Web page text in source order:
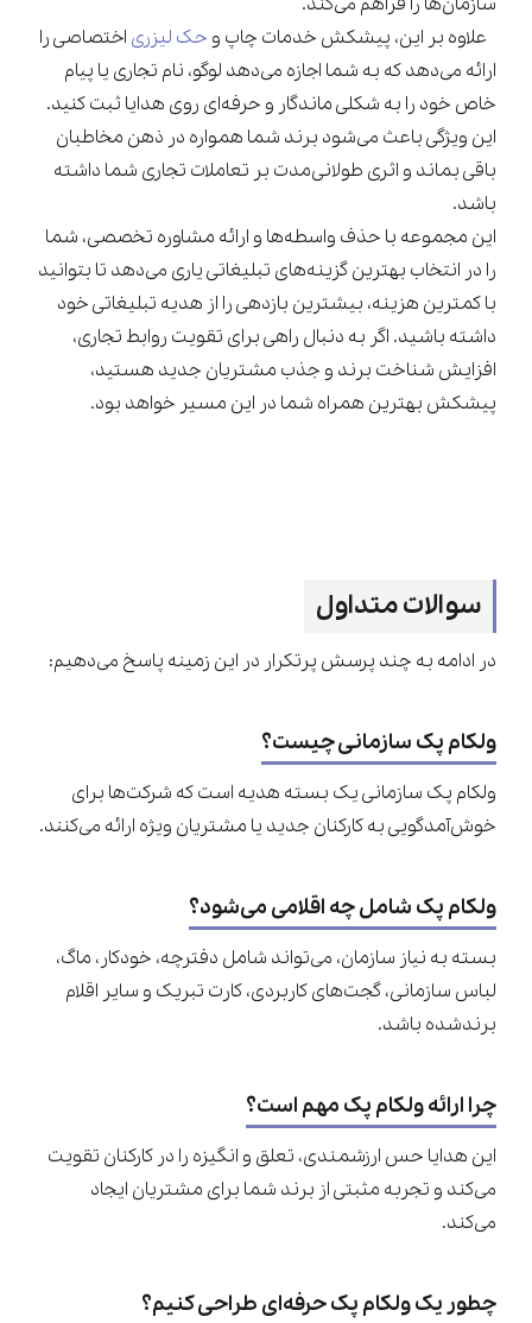
علاوه بر این، پیشکش خدمات چاپ و حک لیزری اختصاصی را
ارائه می‌دهد که به شما اجازه می‌دهد لوگو، نام تجاری یا پیام
خاص خود را به شکلی ماندگار و حرفه‌ای روی هدایا ثبت کنید.
این ویژگی باعث می‌شود برند شما همواره در ذهن مخاطبان
باقی بماند و اثری طولانی‌مدت بر تعاملات تجاری شما داشته
باشد.
این مجموعه با حذف واسطه‌ها و ارائه مشاوره تخصصی، شما
را در انتخاب بهترین گزینه‌های تبلیغاتی یاری می‌دهد تا بتوانید
با کمترین هزینه، بیشترین بازدهی را از هدیه تبلیغاتی خود
داشته باشید. اگر به دنبال راهی برای تقویت روابط تجاری،
افزایش شناخت برند و جذب مشتریان جدید هستید،
پیشکش بهترین همراه شما در این مسیر خواهد بود.
سوالات متداول
در ادامه به چند پرسش پرتکرار در این زمینه پاسخ می‌دهیم:
ولکام پک سازمانی چیست؟
ولکام پک سازمانی یک بسته هدیه است که شرکت‌ها برای
خوش‌آمدگویی به کارکنان جدید یا مشتریان ویژه ارائه می‌کنند.
ولکام پک شامل چه اقلامی می‌شود؟
بسته به نیاز سازمان، می‌تواند شامل دفترچه، خودکار، ماگ،
لباس سازمانی، گجت‌های کاربردی، کارت تبریک و سایر اقلام
برندشده باشد.
چرا ارائه ولکام پک مهم است؟
این هدایا حس ارزشمندی، تعلق و انگیزه را در کارکنان تقویت
می‌کند و تجربه مثبتی از برند شما برای مشتریان ایجاد
می‌کند.
چطور یک ولکام پک حرفه‌ای طراحی کنیم؟